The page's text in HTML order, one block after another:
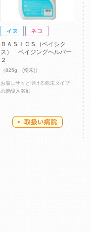
ＢＡＳＩＣＳ（ベイシク
ス） ベイジングヘルパー
２
（825g (粉末)）
お湯にサッと溶ける粉末タイプ
の炭酸入浴剤